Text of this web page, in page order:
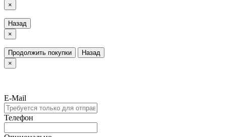
×
Назад
×
Продолжить покупки
Назад
×
E-Mail
Телефон